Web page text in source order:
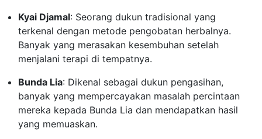
Kyai Djamal: Seorang dukun tradisional yang
terkenal dengan metode pengobatan herbalnya.
Banyak yang merasakan kesembuhan setelah
menjalani terapi di tempatnya.
Bunda Lia: Dikenal sebagai dukun pengasihan,
banyak yang mempercayakan masalah percintaan
mereka kepada Bunda Lia dan mendapatkan hasil
yang memuaskan.